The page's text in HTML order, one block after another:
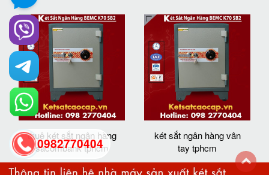
thuê két sắt ngân hàng
sacombank tphcm
két sắt ngân hàng vân
tay tphcm
0982770404